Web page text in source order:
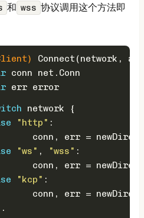
和 wss 协议调用这个方法即
Connect(network,
conn net.Conn
err error
network {
"http" :
conn, err =
"ws" , "wss" :
conn, err =
"kcp" :
conn, err =